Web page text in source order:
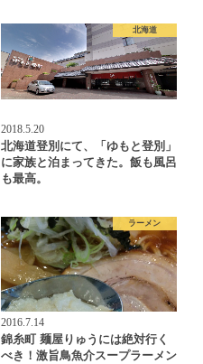
北海道
2018.5.20
北海道登別にて、「ゆもと登別」
に家族と泊まってきた。飯も風呂
も最高。
ラーメン
2016.7.14
錦糸町 麺屋りゅうには絶対行く
べき！激旨鳥魚介スープラーメン